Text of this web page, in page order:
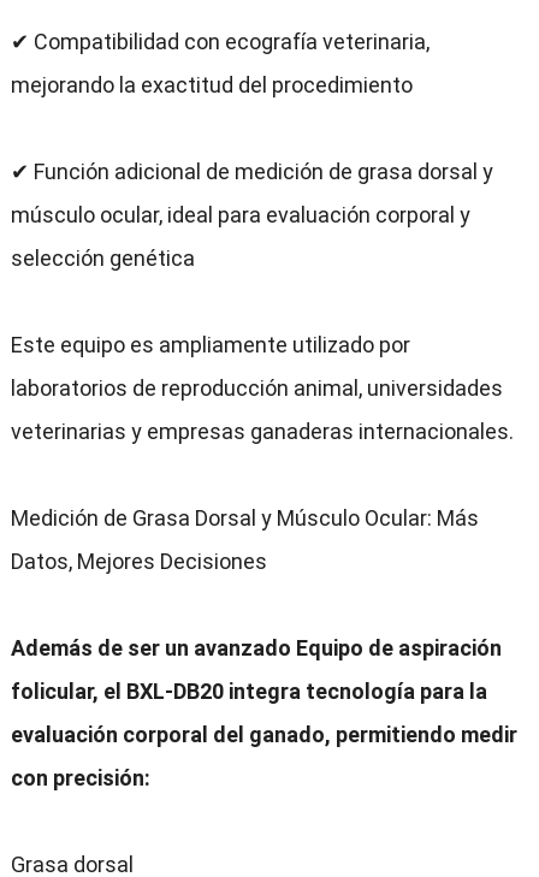
✔ Compatibilidad con ecografía veterinaria,
mejorando la exactitud del procedimiento
✔ Función adicional de medición de grasa dorsal y
músculo ocular, ideal para evaluación corporal y
selección genética
Este equipo es ampliamente utilizado por
laboratorios de reproducción animal, universidades
veterinarias y empresas ganaderas internacionales.
Medición de Grasa Dorsal y Músculo Ocular: Más
Datos, Mejores Decisiones
Además de ser un avanzado Equipo de aspiración
folicular, el BXL-DB20 integra tecnología para la
evaluación corporal del ganado, permitiendo medir
con precisión:
Grasa dorsal